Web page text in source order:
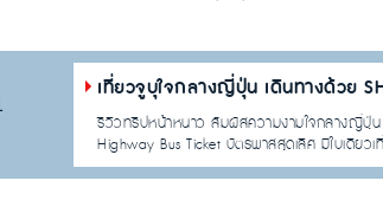
เที่ยวจูบุใจกลางญี่ปุ่น เดินทางด้วย
รีวิวทริปหน้าหนาว สัมผัสความงามใจกลางญี่ปุ่น
Highway Bus Ticket บัตรพาสสุดเลิศ มีใบเดียว